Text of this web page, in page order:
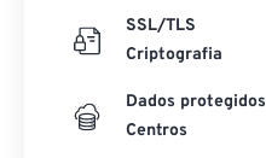
SSL/TLS
Criptografia
Dados protegidos
Centros